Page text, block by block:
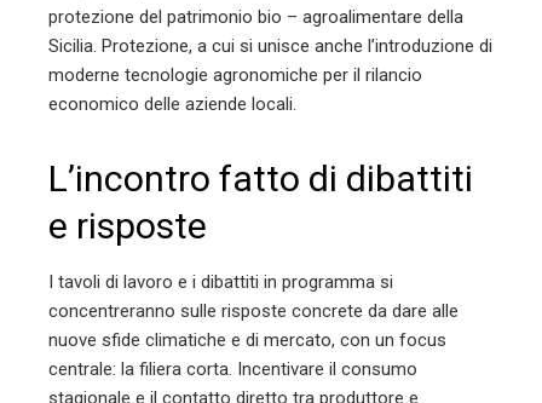
protezione del patrimonio bio – agroalimentare della
Sicilia. Protezione, a cui si unisce anche l’introduzione di
moderne tecnologie agronomiche per il rilancio
economico delle aziende locali.
L’incontro fatto di dibattiti
e risposte
I tavoli di lavoro e i dibattiti in programma si
concentreranno sulle risposte concrete da dare alle
nuove sfide climatiche e di mercato, con un focus
centrale: la filiera corta. Incentivare il consumo
stagionale e il contatto diretto tra produttore e